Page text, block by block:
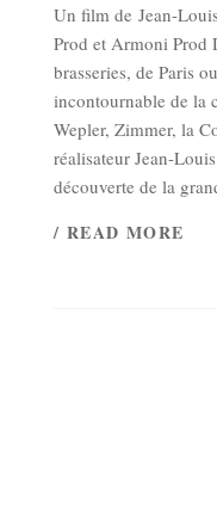
Un film de Jean-
Prod et Armoni Prod
brasseries, de Paris
incontournable de la
Wepler, Zimmer, la
réalisateur Jean-
découverte de la
/ READ MORE